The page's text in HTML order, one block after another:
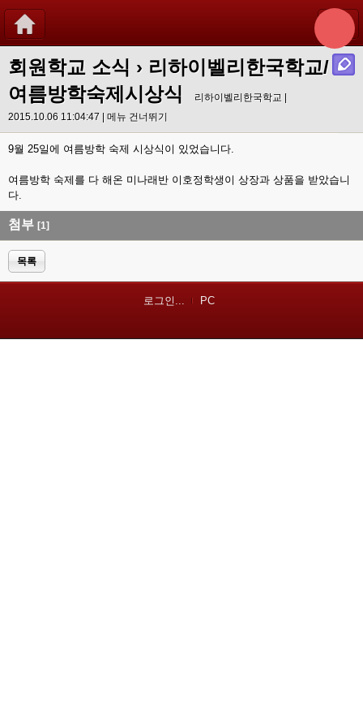
회원학교 소식 › 리하이벨리한국학교/
여름방학숙제시상식
리하이벨리한국학교 |
2015.10.06 11:04:47 | 메뉴 건너뛰기
9월 25일에 여름방학 숙제 시상식이 있었습니다.
여름방학 숙제를 다 해온 미나래반 이호정학생이 상장과 상품을 받았습니
다.
첨부 [1]
목록
로그인... PC